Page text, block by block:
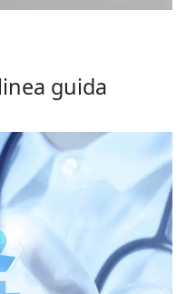
guida